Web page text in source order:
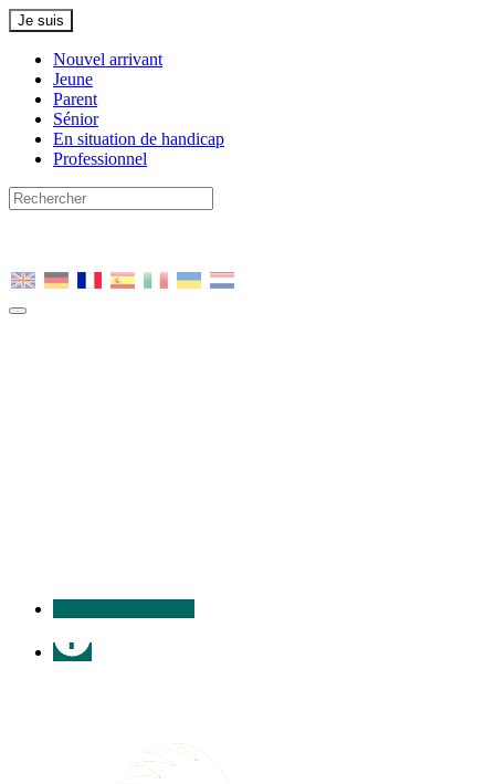
Je suis
Nouvel arrivant
Jeune
Parent
Sénior
En situation de handicap
Professionnel